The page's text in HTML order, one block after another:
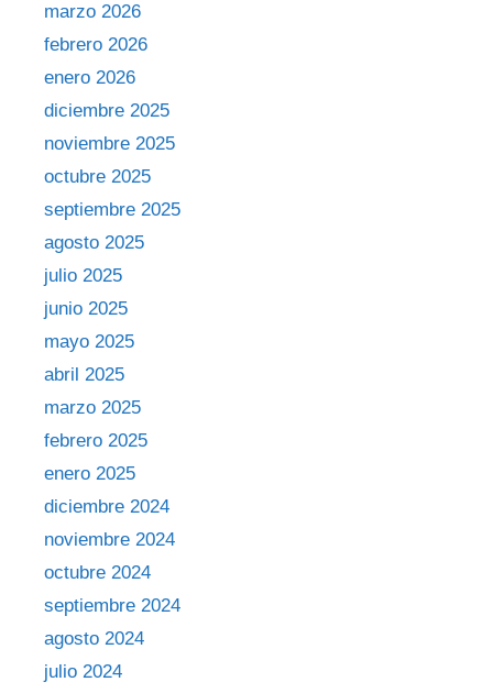
marzo 2026
febrero 2026
enero 2026
diciembre 2025
noviembre 2025
octubre 2025
septiembre 2025
agosto 2025
julio 2025
junio 2025
mayo 2025
abril 2025
marzo 2025
febrero 2025
enero 2025
diciembre 2024
noviembre 2024
octubre 2024
septiembre 2024
agosto 2024
julio 2024